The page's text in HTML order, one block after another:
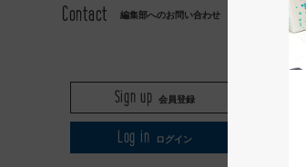
Contact 編集部へのお問い合わせ
Sign up 会員登録
Log in ログイン